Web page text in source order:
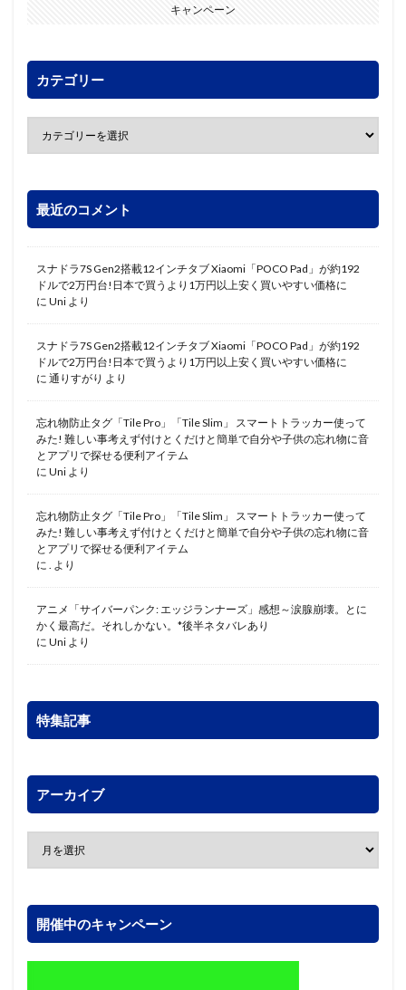
キャンペーン
カテゴリー
最近のコメント
スナドラ7S Gen2搭載12インチタブ Xiaomi「POCO Pad」が約192
ドルで2万円台!日本で買うより1万円以上安く買いやすい価格に
に Uni より
スナドラ7S Gen2搭載12インチタブ Xiaomi「POCO Pad」が約192
ドルで2万円台!日本で買うより1万円以上安く買いやすい価格に
に 通りすがり より
忘れ物防止タグ「Tile Pro」「Tile Slim」 スマートトラッカー使って
みた! 難しい事考えず付けとくだけと簡単で自分や子供の忘れ物に音
とアプリで探せる便利アイテム
に Uni より
忘れ物防止タグ「Tile Pro」「Tile Slim」 スマートトラッカー使って
みた! 難しい事考えず付けとくだけと簡単で自分や子供の忘れ物に音
とアプリで探せる便利アイテム
に . より
アニメ「サイバーパンク: エッジランナーズ」感想～涙腺崩壊。とに
かく最高だ。それしかない。*後半ネタバレあり
に Uni より
特集記事
アーカイブ
開催中のキャンペーン